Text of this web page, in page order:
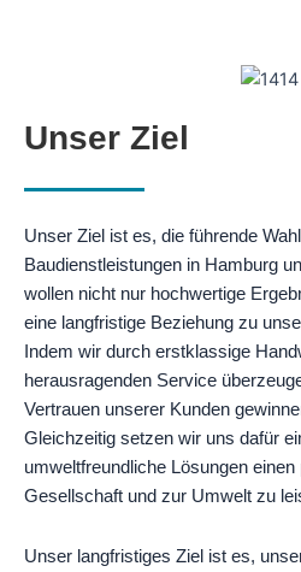
Unser Ziel
Unser Ziel ist es, die führende
Baudienstleistungen in Hamburg
wollen nicht nur hochwertige
eine langfristige Beziehung zu
Indem wir durch erstklassige
herausragenden Service
Vertrauen unserer Kunden
Gleichzeitig setzen wir uns dafür
umweltfreundliche Lösungen
Gesellschaft und zur Umwelt zu
Unser langfristiges Ziel ist es,